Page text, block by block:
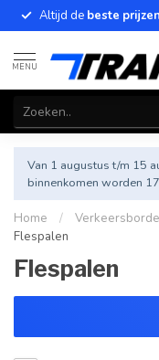
Altijd de beste prijzen
MENU
Van 1 augustus t/m 15
binnenkomen worden
Home /
Flespalen
Flespalen